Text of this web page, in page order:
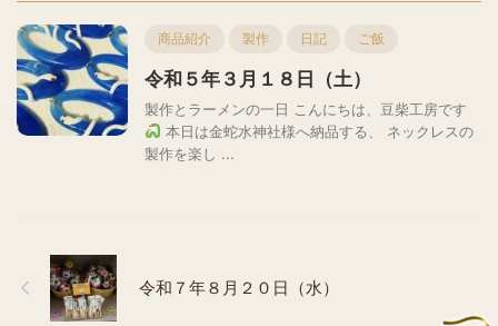
商品紹介 製作 日記 ご飯
令和５年３月１８日（土）
製作とラーメンの一日 こんにちは、豆柴工房です
本日は金蛇水神社様へ納品する、 ネックレスの
製作を楽し ...
令和７年８月２０日（水）